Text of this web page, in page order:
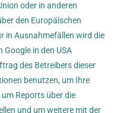
oder in anderen
den Europäischen
in Ausnahmefällen wird die
Google in den USA
des Betreibers dieser
benutzen, um Ihre
Reports über die
und um weitere mit der